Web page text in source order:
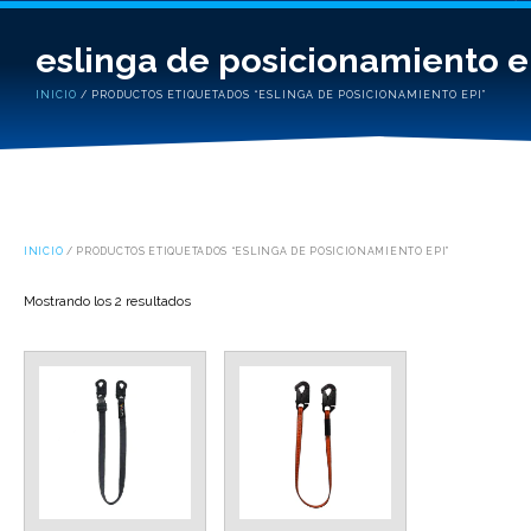
eslinga de posicionamiento
INICIO / PRODUCTOS ETIQUETADOS “ESLINGA DE POSICIONAMIENTO EPI”
INICIO / PRODUCTOS ETIQUETADOS “ESLINGA DE POSICIONAMIENTO EPI”
Mostrando los 2 resultados